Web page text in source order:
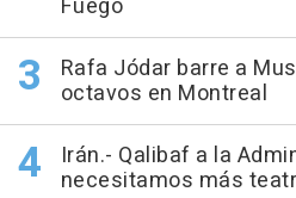
Fuego
Rafa Jódar barre a
octavos en Montreal
Irán.- Qalibaf a la
necesitamos más